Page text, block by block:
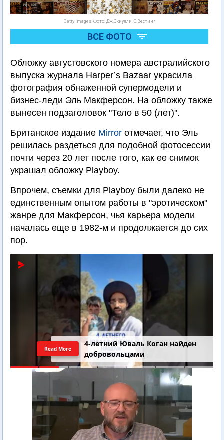
Getty Images. Фото: Дж.Скиулли, Э.Вестинг
ВСЕ ФОТО
Обложку августовского номера австралийского
выпуска журнала Harper’s Bazaar украсила
фотография обнаженной супермодели и
бизнес-леди Эль Макферсон. На обложку также
вынесен подзаголовок "Тело в 50 (лет)".
Британское издание Mirror отмечает, что Эль
решилась раздеться для подобной фотосессии
почти через 20 лет после того, как ее снимок
украшал обложку Playboy.
Впрочем, съемки для Playboy были далеко не
единственным опытом работы в "эротическом"
жанре для Макферсон, чья карьера модели
началась еще в 1982-м и продолжается до сих
пор.
4-летний Юваль Коган найден
добровольцами
Read More